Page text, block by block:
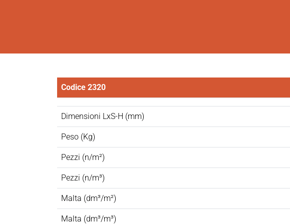
Codice 2320
Dimensioni LxS-H (mm)
Peso (Kg)
Pezzi (n/m²)
Pezzi (n/m³)
Malta (dm³/m²)
Malta (dm³/m³)